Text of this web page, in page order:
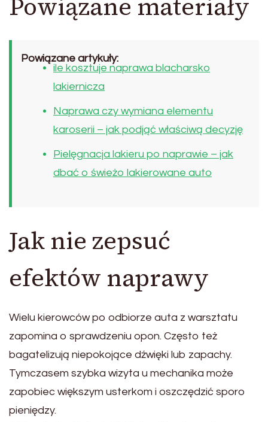
Powiązane artykuły:
ile kosztuje naprawa blacharsko
lakiernicza
Naprawa czy wymiana elementu
karoserii – jak podjąć właściwą decyzję
Pielęgnacja lakieru po naprawie – jak
dbać o świeżo lakierowane auto
Jak nie zepsuć
efektów naprawy
Wielu kierowców po odbiorze auta z warsztatu
zapomina o sprawdzeniu opon. Często też
bagatelizują niepokojące dźwięki lub zapachy.
Tymczasem szybka wizyta u mechanika może
zapobiec większym usterkom i oszczędzić sporo
pieniędzy.